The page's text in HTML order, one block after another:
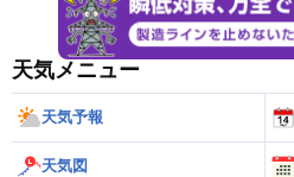
天気メニュー
天気予報
天気図